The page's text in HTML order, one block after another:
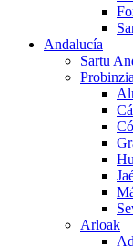
Andalucía
Sartu
Arloak